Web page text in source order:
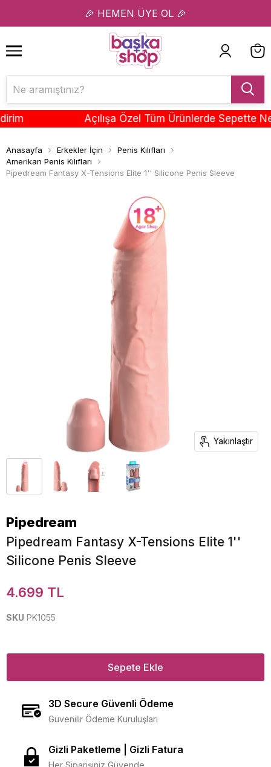
🎉 HEMEN ÜYE OL 🎉
1 2
Açılışa Özel Tüm Ürünlerde Sepette Net
Anasayfa Erkekler İçin
Penis Kılıfları
Amerikan Penis Kılıfları
Pipedream Fantasy X-Tensions Elite 1'' Silicone Penis Sleeve
Yakınlaştır
Pipedream
Pipedream Fantasy X-Tensions Elite 1''
Silicone Penis Sleeve
4.699 TL
SKU PK1055
Sepete Ekle
3D Secure Güvenli Ödeme
Güvenilir Ödeme Kuruluşları
Gizli Paketleme | Gizli Fatura